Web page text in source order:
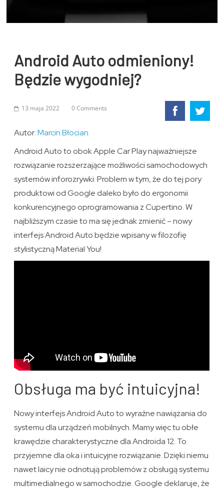
Android Auto odmieniony!
Będzie wygodniej?
13 maja 2022 0 Comments
Autor:Marcin Błocian
Android Auto to obok Apple Car Play najważniejsze
rozwiązanie rozszerzające możliwości samochodowych
systemów inforozrywki. Problem w tym, że do tej pory
produktowi od Google daleko było do ergonomii
konkurencyjnego oprogramowania z Cupertino. W
najbliższym czasie to ma się jednak zmienić – nowy
interfejs Android Auto będzie wpisany w filozofię
stylistyczną Material You!
Obsługa ma być intuicyjna!
Nowy interfejs Android Auto to wyraźne nawiązania do
systemu dla urządzeń mobilnych. Mamy więc tu obłe
krawędzie charakterystyczne dla Androida 12. To
przyjemne dla oka i intuicyjne rozwiązanie. Dzięki niemu
nawet laicy nie odnotują problemów z obsługą systemu
multimedialnego w samochodzie. Google deklaruje, że